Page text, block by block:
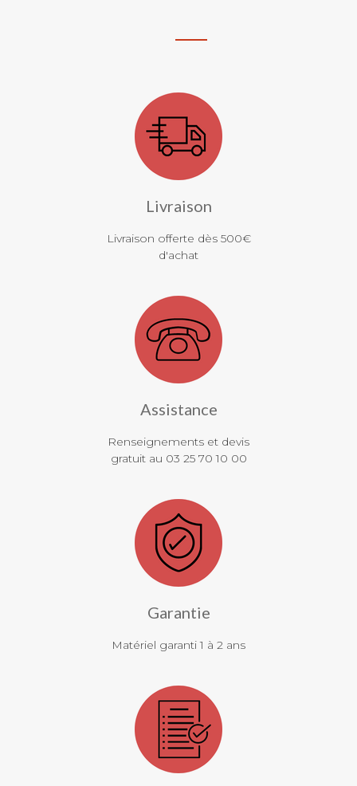
Livraison
Livraison offerte dès 500€
d'achat
Assistance
Renseignements et devis
gratuit au 03 25 70 10 00
Garantie
Matériel garanti 1 à 2 ans